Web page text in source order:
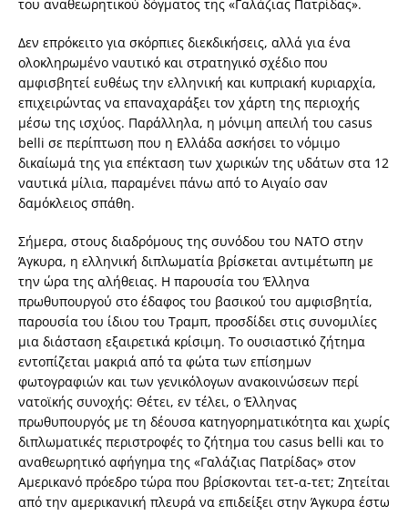
του αναθεωρητικού δόγματος της «Γαλάζιας Πατρίδας».
Δεν επρόκειτο για σκόρπιες διεκδικήσεις, αλλά για ένα
ολοκληρωμένο ναυτικό και στρατηγικό σχέδιο που
αμφισβητεί ευθέως την ελληνική και κυπριακή κυριαρχία,
επιχειρώντας να επαναχαράξει τον χάρτη της περιοχής
μέσω της ισχύος. Παράλληλα, η μόνιμη απειλή του casus
belli σε περίπτωση που η Ελλάδα ασκήσει το νόμιμο
δικαίωμά της για επέκταση των χωρικών της υδάτων στα 12
ναυτικά μίλια, παραμένει πάνω από το Αιγαίο σαν
δαμόκλειος σπάθη.
Σήμερα, στους διαδρόμους της συνόδου του ΝΑΤΟ στην
Άγκυρα, η ελληνική διπλωματία βρίσκεται αντιμέτωπη με
την ώρα της αλήθειας. Η παρουσία του Έλληνα
πρωθυπουργού στο έδαφος του βασικού του αμφισβητία,
παρουσία του ίδιου του Τραμπ, προσδίδει στις συνομιλίες
μια διάσταση εξαιρετικά κρίσιμη. Το ουσιαστικό ζήτημα
εντοπίζεται μακριά από τα φώτα των επίσημων
φωτογραφιών και των γενικόλογων ανακοινώσεων περί
νατοϊκής συνοχής: Θέτει, εν τέλει, ο Έλληνας
πρωθυπουργός με τη δέουσα κατηγορηματικότητα και χωρίς
διπλωματικές περιστροφές το ζήτημα του casus belli και το
αναθεωρητικό αφήγημα της «Γαλάζιας Πατρίδας» στον
Αμερικανό πρόεδρο τώρα που βρίσκονται τετ-α-τετ; Ζητείται
από την αμερικανική πλευρά να επιδείξει στην Άγκυρα έστω